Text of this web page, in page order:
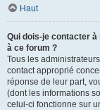
Haut
Qui dois-je contacter à
à ce forum ?
Tous les
contact approprié
réponse de leur part,
(dont les informations
celui-ci fonctionne sur